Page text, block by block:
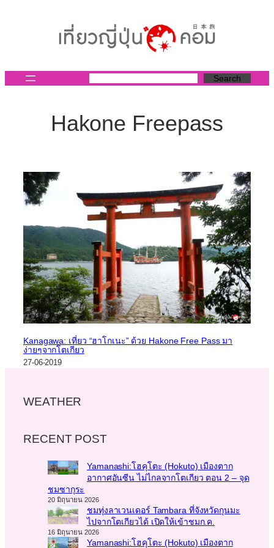
Search
Hakone Freepass
Kanagawa: เที่ยว “ฮาโกเนะ” ด้วย Hakone Free Pass มา
ง่ายๆจากโตเกียว
27-06-2019
WEATHER
RECENT POST
Yamanashi:โฮคุโตะ (Hokuto) เมืองตาก
อากาศอันซีน ไม่ไกลจากโตเกียว ตอน 2 – จุด
ชมซากุระ
20 มิถุนายน 2026
ชมทุ่งลาเวนเดอร์ Tambara ที่จังหวัดกุนมะ
ไปจากโตเกียวได้ เปิดให้เข้าชมก.ค.
16 มิถุนายน 2026
Yamanashi:โฮคุโตะ (Hokuto) เมืองตาก